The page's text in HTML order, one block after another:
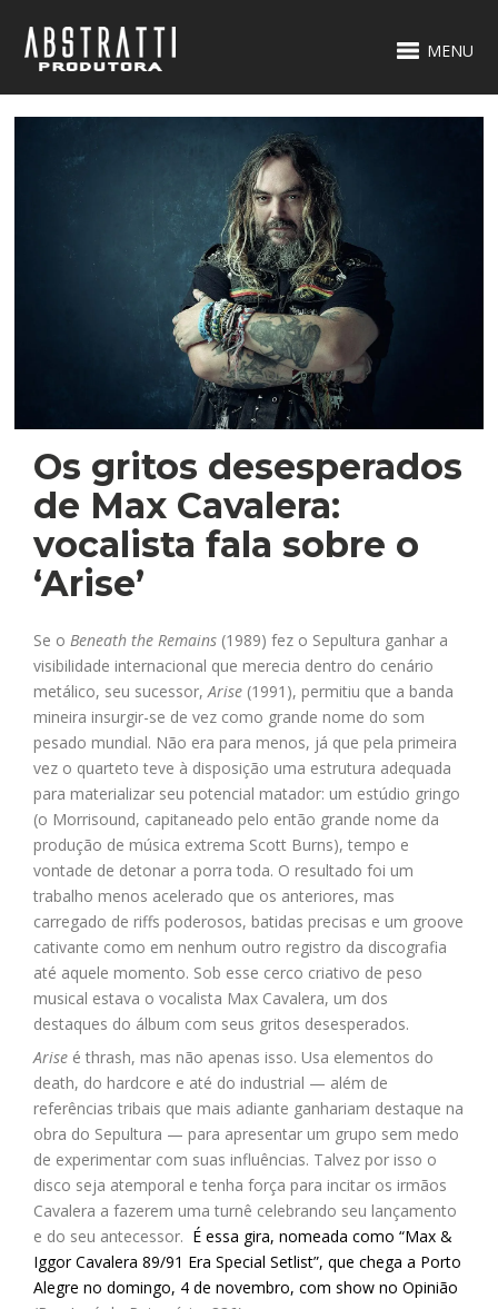
MENU
Os gritos desesperados
de Max Cavalera:
vocalista fala sobre o
‘Arise’
Se oBeneath the Remains (1989) fez o Sepultura ganhar a
visibilidade internacional que merecia dentro do cenário
metálico, seu sucessor,Arise (1991), permitiu que a banda
mineira insurgir-se de vez como grande nome do som
pesado mundial. Não era para menos, já que pela primeira
vez o quarteto teve à disposição uma estrutura adequada
para materializar seu potencial matador: um estúdio gringo
(o Morrisound, capitaneado pelo então grande nome da
produção de música extrema Scott Burns), tempo e
vontade de detonar a porra toda. O resultado foi um
trabalho menos acelerado que os anteriores, mas
carregado de riffs poderosos, batidas precisas e um groove
cativante como em nenhum outro registro da discografia
até aquele momento. Sob esse cerco criativo de peso
musical estava o vocalista Max Cavalera, um dos
destaques do álbum com seus gritos desesperados.
Arise é thrash, mas não apenas isso. Usa elementos do
death, do hardcore e até do industrial — além de
referências tribais que mais adiante ganhariam destaque na
obra do Sepultura — para apresentar um grupo sem medo
de experimentar com suas influências. Talvez por isso o
disco seja atemporal e tenha força para incitar os irmãos
Cavalera a fazerem uma turnê celebrando seu lançamento
e do seu antecessor. É essa gira, nomeada como “Max &
Iggor Cavalera 89/91 Era Special Setlist”, que chega a Porto
Alegre no domingo, 4 de novembro, com show no Opinião